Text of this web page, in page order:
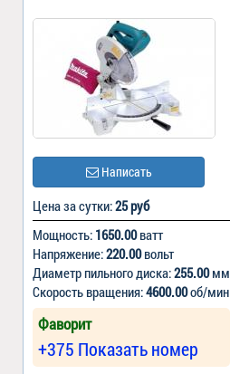
Написать
Цена за сутки:25 руб
Мощность: 1650.00ватт
Напряжение:220.00вольт
Диаметр пильного диска:255.00мм
Скорость вращения:4600.00об/мин
Фаворит
+375 Показать номер